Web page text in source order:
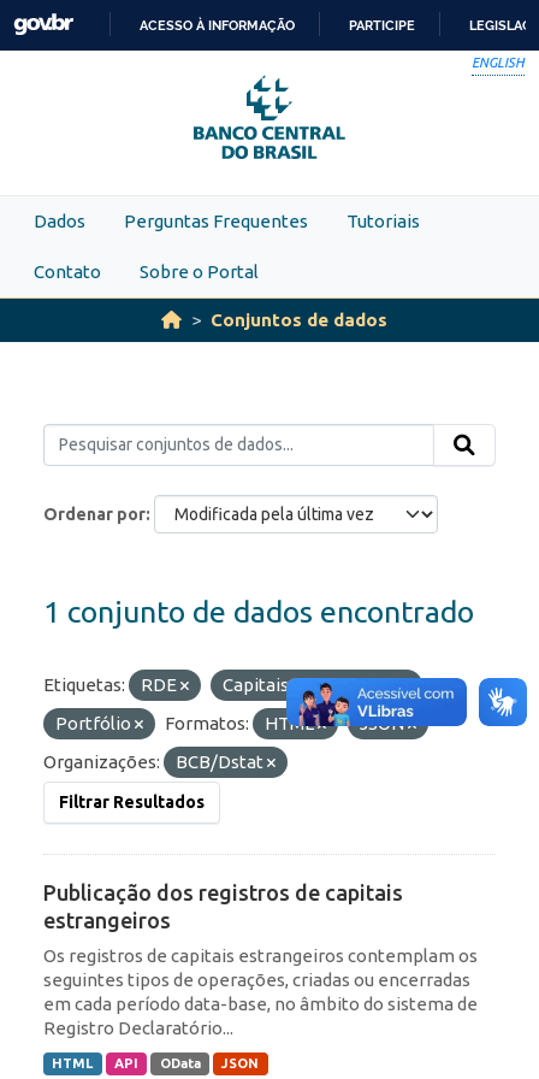
Skip to main content
PARA
O
CONTEÚDO
ACESSO À INFORMAÇÃO PARTICIPE
ENGLISH
Dados Perguntas Frequentes Tutoriais
Contato Sobre o Portal
Conjuntos de dados
Ordenar por
1 conjunto de dados encontrado
Etiquetas: RDE
Capitais Estrangeiros
Portfólio
Formatos: HTML
JSON
Organizações:
BCB/Dstat
Filtrar Resultados
Publicação dos registros de capitais
estrangeiros
Os registros de capitais estrangeiros contemplam os
seguintes tipos de operações, criadas ou encerradas
em cada período data-base, no âmbito do sistema de
Registro Declaratório...
HTML API OData JSON